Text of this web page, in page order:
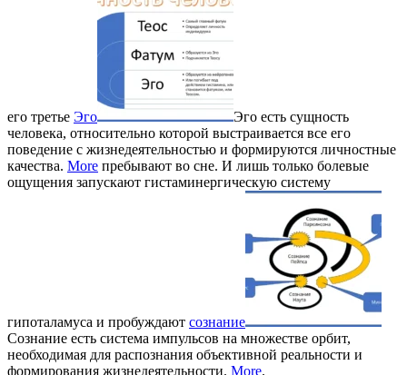
его третье Эго
Эго есть сущность
человека, относительно которой выстраивается все его
поведение с жизнедеятельностью и формируются личностные
качества. More пребывают во сне. И лишь только болевые
ощущения запускают гистаминергическую систему
гипоталамуса и пробуждают сознание
Сознание есть система импульсов на множестве орбит,
необходимая для распознания объективной реальности и
формирования жизнедеятельности. More.